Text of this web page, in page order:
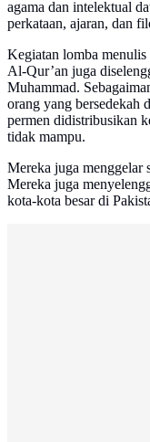
agama dan intelektual
perkataan, ajaran, dan
Kegiatan lomba
Al-Qur’an juga
Muhammad.
orang yang bersedekah
permen didistribusikan
tidak mampu.
Mereka juga menggelar
Mereka juga
kota-kota besar di